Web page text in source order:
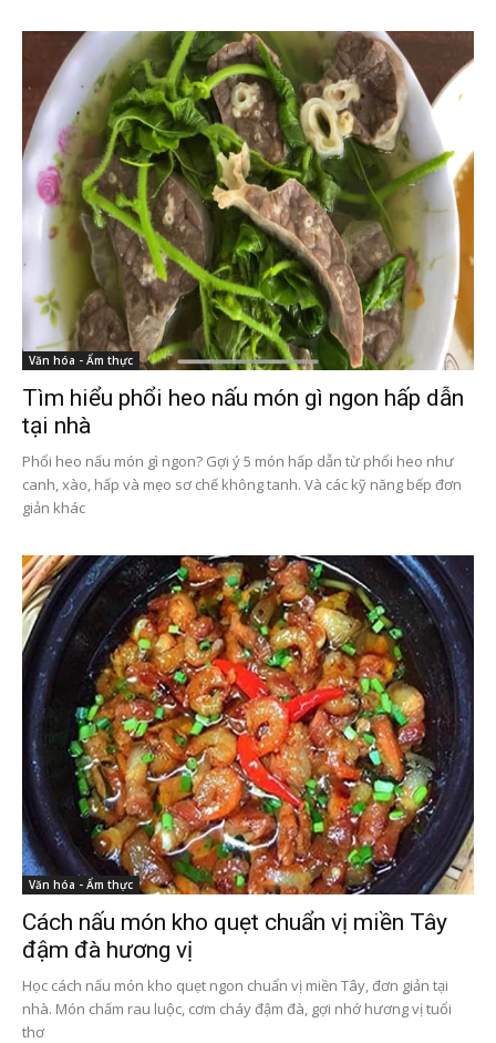
Văn hóa - Ẩm thực
Tìm hiểu phổi heo nấu món gì ngon hấp dẫn
tại nhà
Phổi heo nấu món gì ngon? Gợi ý 5 món hấp dẫn từ phổi heo như
canh, xào, hấp và mẹo sơ chế không tanh. Và các kỹ năng bếp đơn
giản khác
Văn hóa - Ẩm thực
Cách nấu món kho quẹt chuẩn vị miền Tây
đậm đà hương vị
Học cách nấu món kho quẹt ngon chuẩn vị miền Tây, đơn giản tại
nhà. Món chấm rau luộc, cơm cháy đậm đà, gợi nhớ hương vị tuổi
thơ